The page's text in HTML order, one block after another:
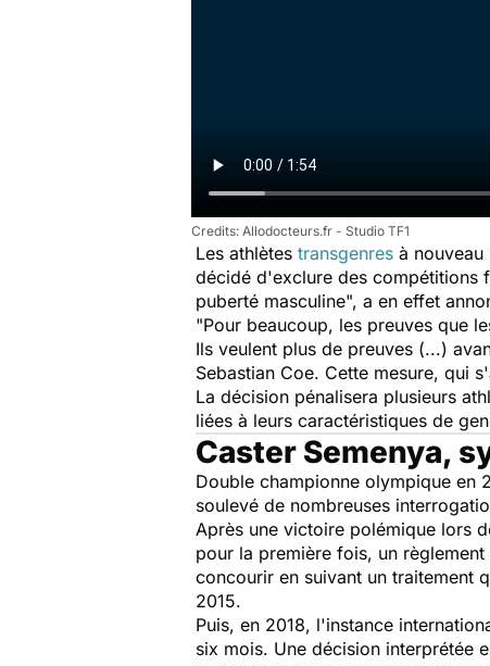
Allodocteurs.fr - Studio TF1
Les athlètes transgenres à
décidé d'exclure des compétitions
puberté masculine", a en effet
"Pour beaucoup, les preuves que
Ils veulent plus de preuves (...)
Sebastian Coe. Cette mesure, qui
La décision pénalisera plusieurs
liées à leurs caractéristiques de
Caster Semenya,
Double championne olympique en
soulevé de nombreuses
Après une victoire polémique lors
pour la première fois, un
concourir en suivant un traitement
2015.
Puis, en 2018, l'instance
six mois. Une décision interprétée